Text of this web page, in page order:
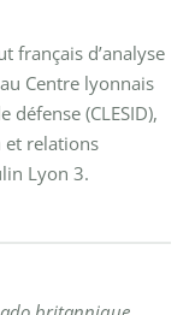
français d’analyse
Centre lyonnais
(CLESID),
et relations
Lyon 3.